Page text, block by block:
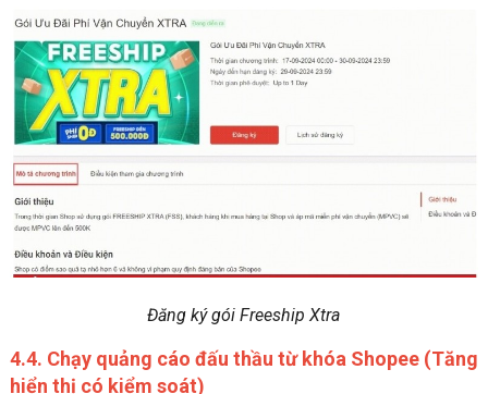
Đăng ký gói Freeship Xtra
4.4. Chạy quảng cáo đấu thầu từ khóa Shopee (Tăng
hiển thị có kiểm soát)